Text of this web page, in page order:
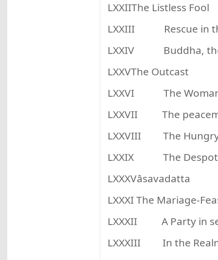
LXXIIThe Listless Fool
LXXIII Rescue in
LXXIV Buddha,
LXXVThe Outcast
LXXVI The Woman
LXXVII The
LXXVIII The
LXXIX The Despot
LXXXVâsavadatta
LXXXI The Mariage-
LXXXII A Party in
LXXXIII In the